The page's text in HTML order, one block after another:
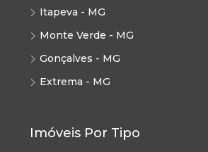
Itapeva - MG
Monte Verde - MG
Gonçalves - MG
Extrema - MG
Imóveis Por Tipo